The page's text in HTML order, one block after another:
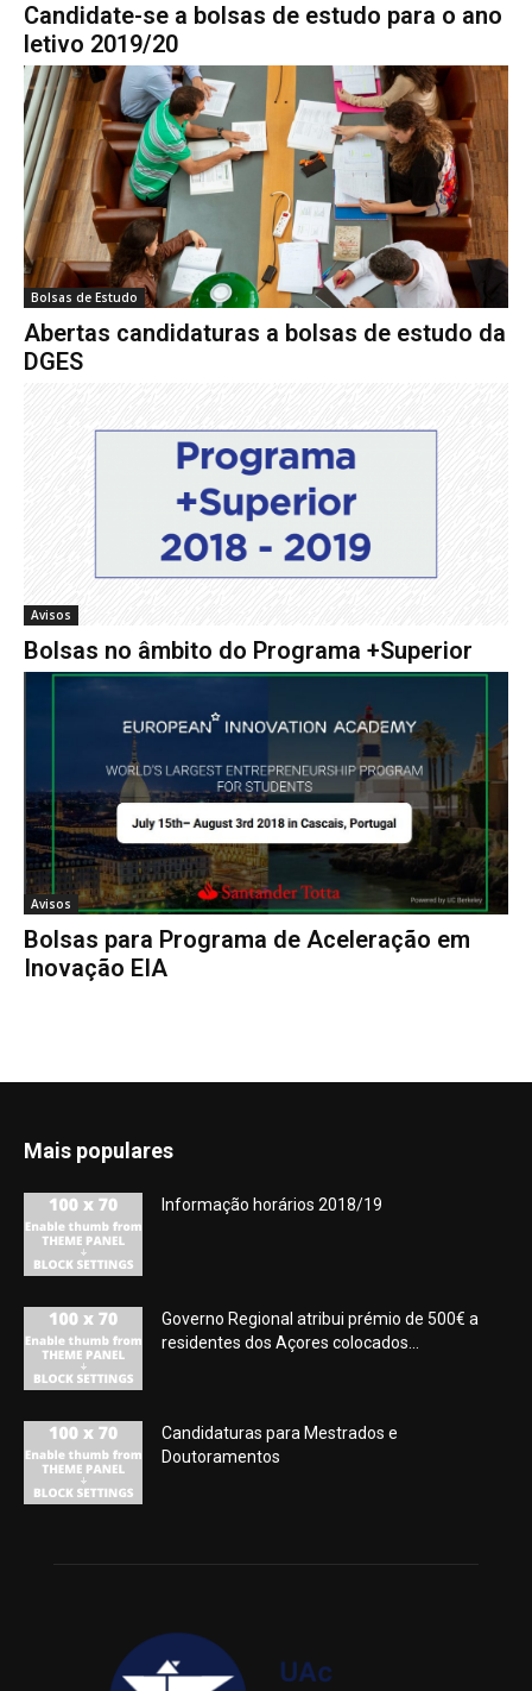
Candidate-se a bolsas de estudo para o ano
letivo 2019/20
Bolsas de Estudo
Abertas candidaturas a bolsas de estudo da
DGES
Avisos
Bolsas no âmbito do Programa +Superior
Avisos
Bolsas para Programa de Aceleração em
Inovação EIA
Mais populares
Informação horários 2018/19
Governo Regional atribui prémio de 500€ a
residentes dos Açores colocados...
Candidaturas para Mestrados e
Doutoramentos